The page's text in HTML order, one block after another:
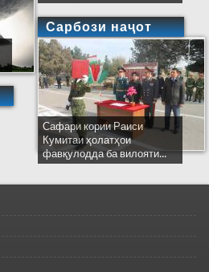
Сарбози наҷот
Сафари кории Раиси
Кумитаи ҳолатҳои
фавқулодда ба вилояти...